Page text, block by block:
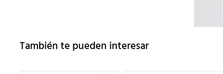
También te pueden interesar